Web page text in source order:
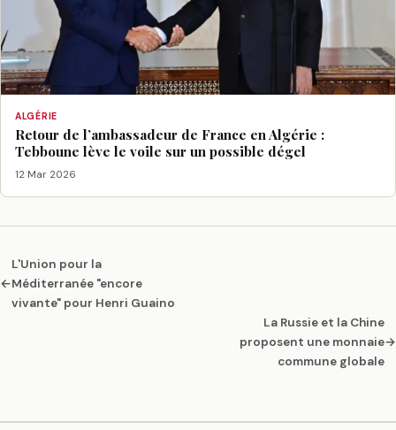
ALGÉRIE
Retour de l’ambassadeur de France en Algérie :
Tebboune lève le voile sur un possible dégel
12 Mar 2026
←
L'Union pour la
Méditerranée "encore
vivante" pour Henri Guaino
La Russie et la Chine
proposent une monnaie
commune globale
→